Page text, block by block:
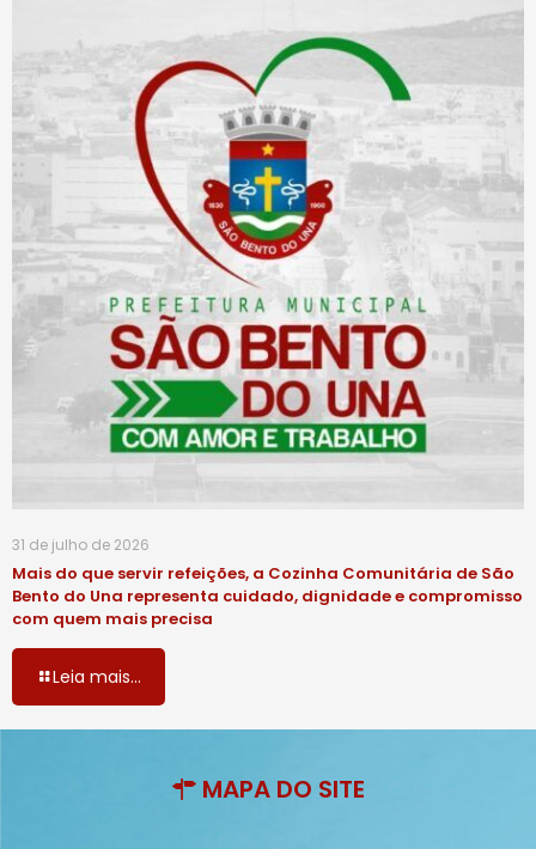
31 de julho de 2026
Mais do que servir refeições, a Cozinha Comunitária de São
Bento do Una representa cuidado, dignidade e compromisso
com quem mais precisa
Leia mais...
MAPA DO SITE